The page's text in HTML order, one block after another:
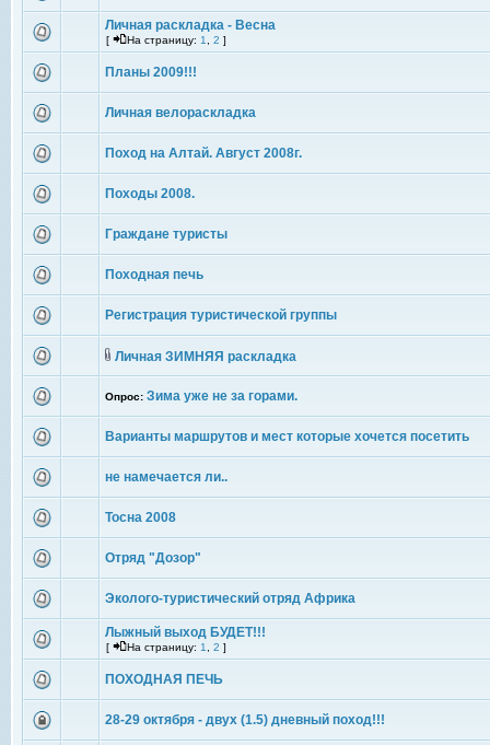
Личная раскладка - Весна
[ На страницу: 1 2 ]
Планы 2009!!!
Личная велораскладка
Поход на Алтай. Август 2008г.
Походы 2008.
Граждане туристы
Походная печь
Регистрация туристической группы
Личная ЗИМНЯЯ раскладка
Опрос: Зима уже не за горами.
Варианты маршрутов и мест которые хочется посетить
не намечается ли..
Тосна 2008
Отряд "Дозор"
Эколого-туристический отряд Африка
Лыжный выход БУДЕТ!!!
[ На страницу: 1 2 ]
ПОХОДНАЯ ПЕЧЬ
28-29 октября - двух (1.5) дневный поход!!!